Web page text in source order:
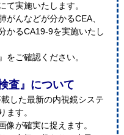
て実施いたします。
がんなどが分かるCEA、
かるCA19-9を実施いたし
をご確認ください。
査』について
した最新の内視鏡システ
ます。
像が確実に捉えます。